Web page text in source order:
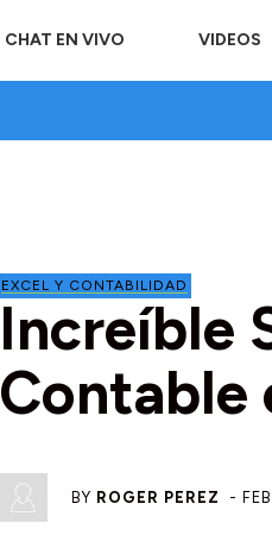
CHAT EN VIVO VIDEOS
EXCEL Y CONTABILIDAD
Increíble
Contable
BY ROGER PEREZ -